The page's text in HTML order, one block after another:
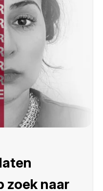
zoek naar